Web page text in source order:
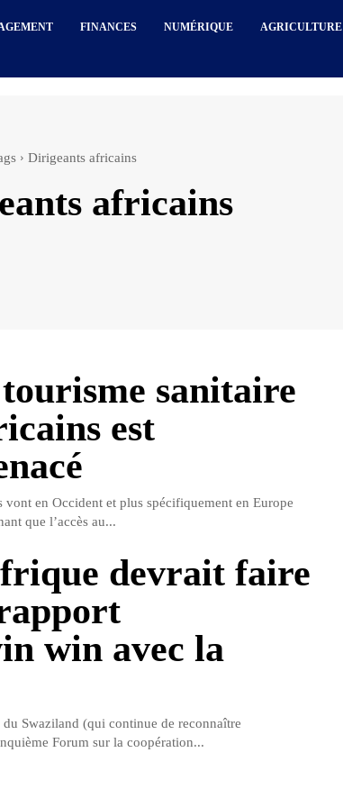
FINANCES NUMÉRIQUE AGRICULTURE
Dirigeants africains
africains
sanitaire
est
en Occident et plus spécifiquement en Europe
que l’accès au...
devrait faire
win avec la
Swaziland (qui continue de reconnaître
Forum sur la coopération...